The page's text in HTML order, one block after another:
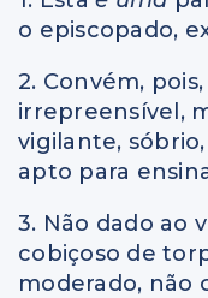
o episcopado,
2. Convém,
irrepreensível,
vigilante,
apto para
3. Não dado ao
cobiçoso de
moderado, não